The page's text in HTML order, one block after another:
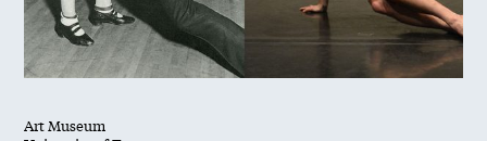
Art Museum